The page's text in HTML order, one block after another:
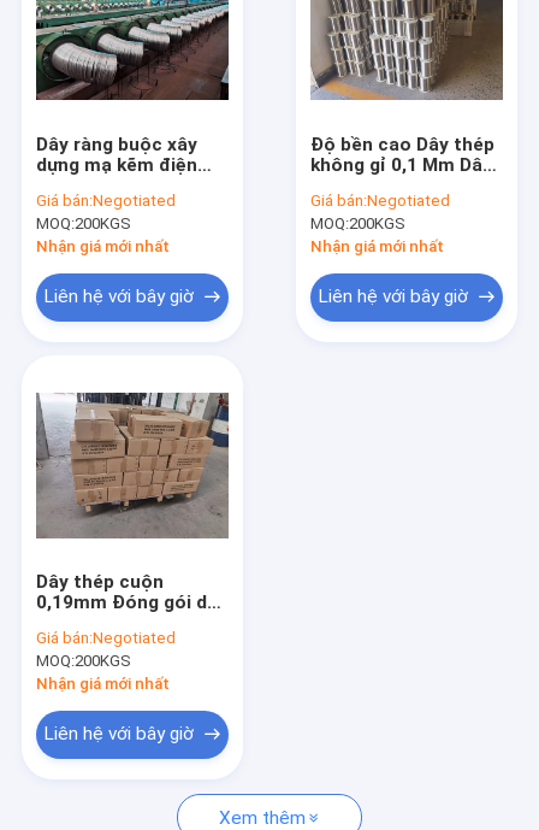
Hàng rào liên kết chuỗi
Lưới dây lục giác
Dây thép
Lưới dây nhựa
Dây vải màu đen
Lưới lọc dây
Lưới dây sợi
Dây ràng buộc xây
dựng mạ kẽm điện
thép mạ kẽm
Giá bán:Negotiated
MOQ:200KGS
Nhận giá mới nhất
Liên hệ với bây giờ
Độ bền cao Dây thép
không gỉ 0,1 Mm Dây
Giá bán:Negotiated
MOQ:200KGS
Nhận giá mới nhất
Liên hệ với bây giờ
Dây thép cuộn
0,19mm Đóng gói dây
điện
Giá bán:Negotiated
MOQ:200KGS
Nhận giá mới nhất
Liên hệ với bây giờ
Xem thêm